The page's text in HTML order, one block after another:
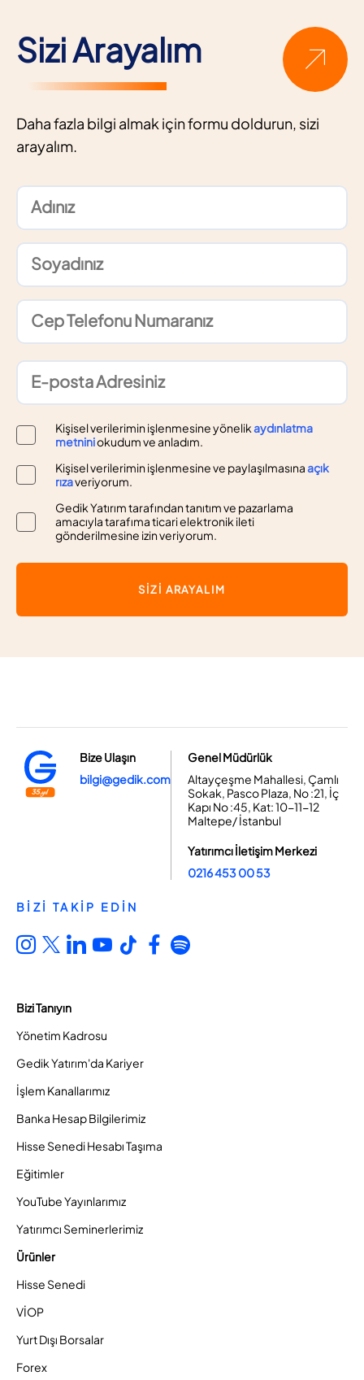
Sizi Arayalım
Daha fazla bilgi almak için formu doldurun, sizi
arayalım.
Kişisel verilerimin işlenmesine yönelikaydınlatma
metniniokudum ve anladım.
Kişisel verilerimin işlenmesine ve paylaşılmasınaaçık
rızaveriyorum.
Gedik Yatırım tarafından tanıtım ve pazarlama
amacıyla tarafıma ticari elektronik ileti
gönderilmesine izin veriyorum.
SİZİ ARAYALIM
Bize Ulaşın
bilgi@gedik.com
Genel Müdürlük
Altayçeşme Mahallesi, Çamlı
Sokak, Pasco Plaza, No :21, İç
Kapı No :45, Kat: 10-11-12
Maltepe/ İstanbul
Yatırımcı İletişim Merkezi
0216 453 00 53
BİZİ TAKİP EDİN
Bizi Tanıyın
Yönetim Kadrosu
Gedik Yatırım'da Kariyer
İşlem Kanallarımız
Banka Hesap Bilgilerimiz
Hisse Senedi Hesabı Taşıma
Eğitimler
YouTube Yayınlarımız
Yatırımcı Seminerlerimiz
Ürünler
Hisse Senedi
VİOP
Yurt Dışı Borsalar
Forex